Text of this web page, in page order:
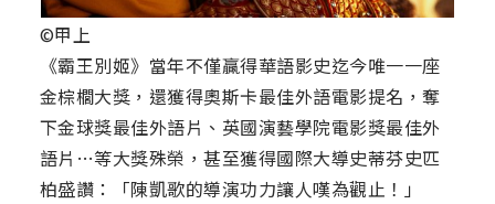
©甲上
《霸王別姬》當年不僅贏得華語影史迄今唯一一座
金棕櫚大獎，還獲得奧斯卡最佳外語電影提名，奪
下金球獎最佳外語片、英國演藝學院電影獎最佳外
語片…等大獎殊榮，甚至獲得國際大導史蒂芬史匹
柏盛讚：「陳凱歌的導演功力讓人嘆為觀止！」